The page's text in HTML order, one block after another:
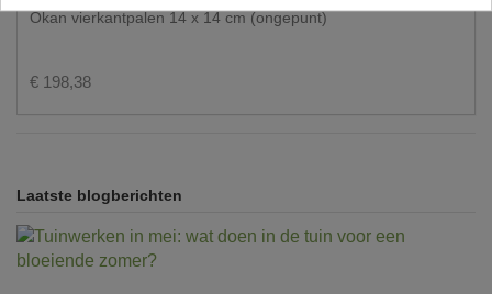
Okan vierkantpalen 14 x 14 cm (ongepunt)
€ 198,38
Laatste blogberichten